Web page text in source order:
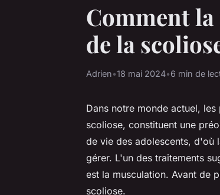
Comment
de la
Adrien•18 mai 2024•6 min de
Dans notre monde actuel,
scoliose, constituent une
de vie des adolescents, d'où
gérer. L'un des traitements
est la musculation. Avant de
scoliose.